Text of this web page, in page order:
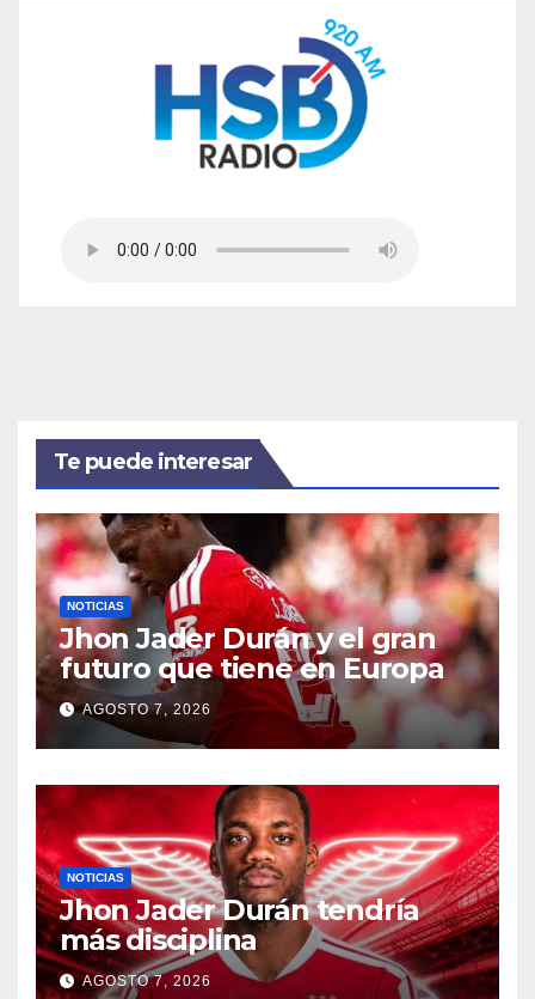
Te puede interesar
NOTICIAS
Jhon Jader Durán y el gran
futuro que tiene en Europa
AGOSTO 7, 2026
NOTICIAS
Jhon Jader Durán tendría
más disciplina
AGOSTO 7, 2026